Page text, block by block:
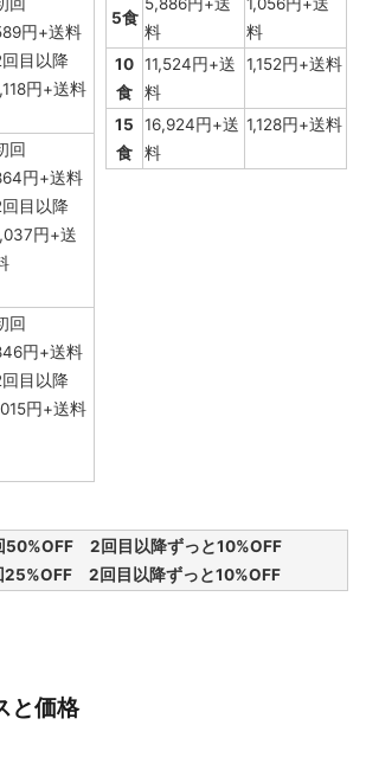
回
円+送料
回目以降
円+送料
回
円+送料
回目以降
円+送
回
円+送料
回目以降
円+送料
5食
5,886円+送
料
1,056円+送
料
10
食
11,524円+送
料
1,152円+送料
15
食
16,924円+送
料
1,128円+送料
50%OFF 2回目以降ずっと10%OFF
25%OFF 2回目以降ずっと10%OFF
と価格